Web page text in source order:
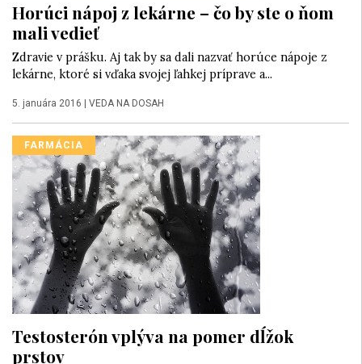
Horúci nápoj z lekárne – čo by ste o ňom
mali vedieť
Zdravie v prášku. Aj tak by sa dali nazvať horúce nápoje z
lekárne, ktoré si vďaka svojej ľahkej príprave a...
5. januára 2016 VEDA NA DOSAH
FARMÁCIA
Testosterón vplýva na pomer dĺžok
prstov